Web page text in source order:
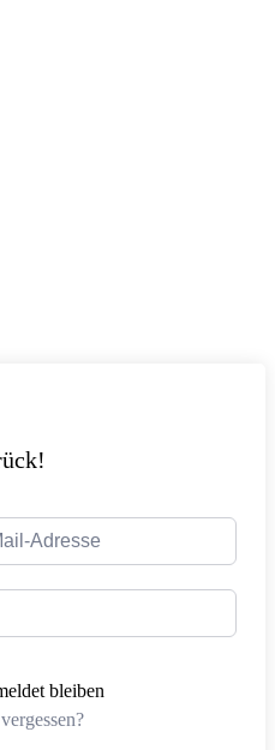
bleiben